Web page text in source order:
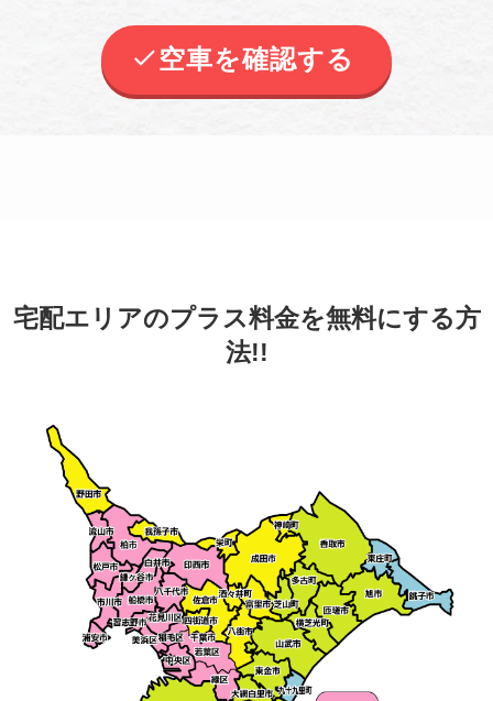
空車を確認する
宅配エリアのプラス料金を無料にする方
法!!